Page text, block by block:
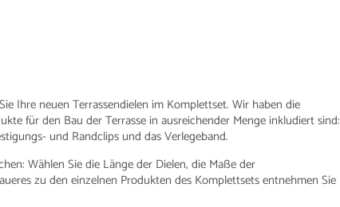
Ihre neuen Terrassendielen im Komplettset. Wir haben die
für den Bau der Terrasse in ausreichender Menge inkludiert sind:
und Randclips und das Verlegeband.
Wählen Sie die Länge der Dielen, die Maße der
zu den einzelnen Produkten des Komplettsets entnehmen Sie